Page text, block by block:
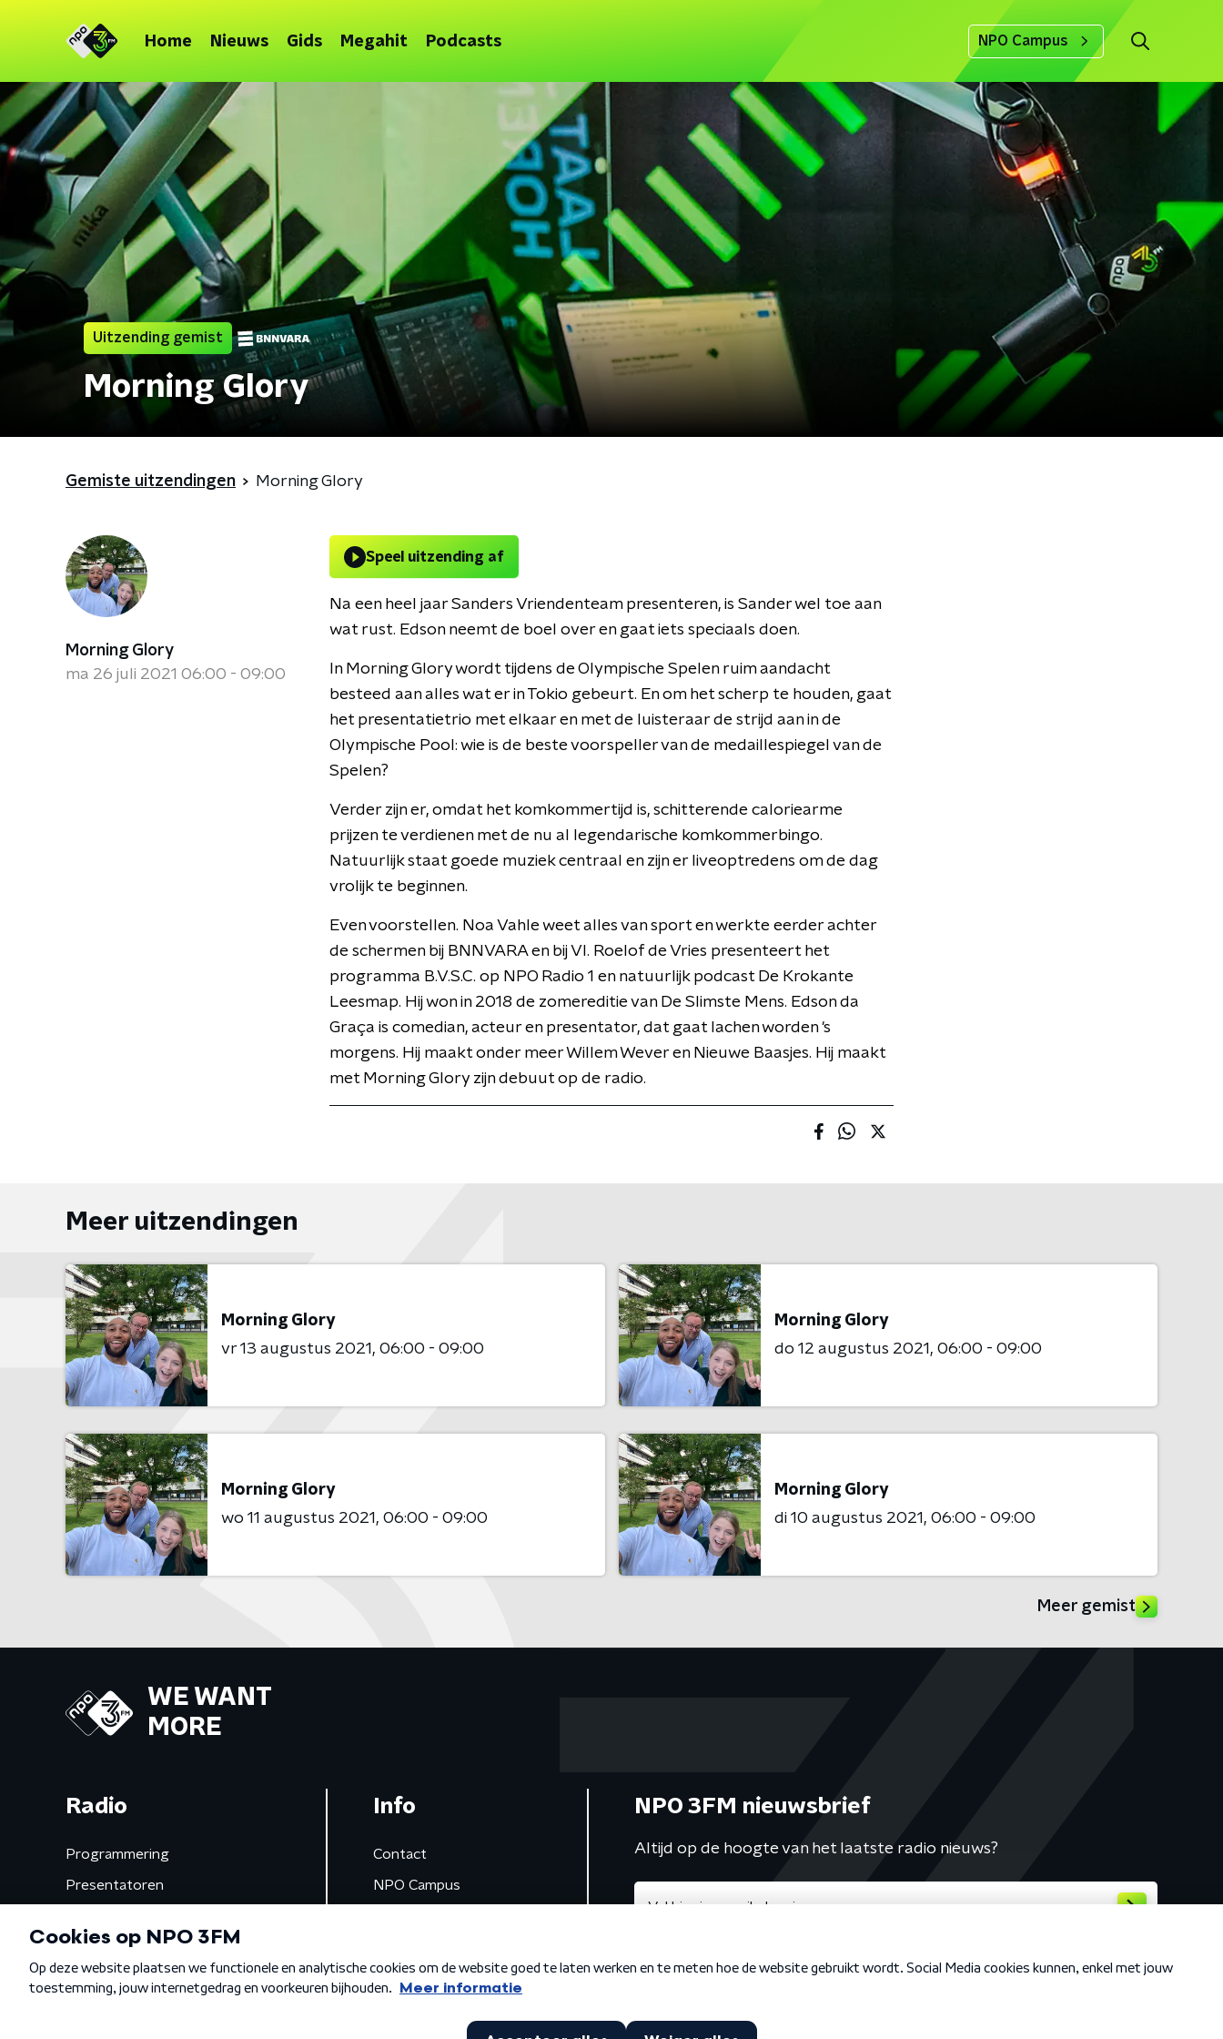
Home Nieuws Gids Megahit Podcasts NPO Campus
Uitzending gemist
Morning Glory
Gemiste uitzendingen Morning Glory
Morning Glory
ma 26 juli 2021 06:00 - 09:00
Speel uitzending af
Na een heel jaar Sanders Vriendenteam presenteren, is Sander wel toe aan
wat rust. Edson neemt de boel over en gaat iets speciaals doen.
In Morning Glory wordt tijdens de Olympische Spelen ruim aandacht
besteed aan alles wat er in Tokio gebeurt. En om het scherp te houden, gaat
het presentatietrio met elkaar en met de luisteraar de strijd aan in de
Olympische Pool: wie is de beste voorspeller van de medaillespiegel van de
Spelen?
Verder zijn er, omdat het komkommertijd is, schitterende caloriearme
prijzen te verdienen met de nu al legendarische komkommerbingo.
Natuurlijk staat goede muziek centraal en zijn er liveoptredens om de dag
vrolijk te beginnen.
Even voorstellen. Noa Vahle weet alles van sport en werkte eerder achter
de schermen bij BNNVARA en bij VI. Roelof de Vries presenteert het
programma B.V.S.C. op NPO Radio 1 en natuurlijk podcast De Krokante
Leesmap. Hij won in 2018 de zomereditie van De Slimste Mens. Edson da
Graça is comedian, acteur en presentator, dat gaat lachen worden 's
morgens. Hij maakt onder meer Willem Wever en Nieuwe Baasjes. Hij maakt
met Morning Glory zijn debuut op de radio.
Meer uitzendingen
Morning Glory
vr 13 augustus 2021
06:00 - 09:00
Morning Glory
do 12 augustus 2021
06:00 - 09:00
Morning Glory
wo 11 augustus 2021
06:00 - 09:00
Morning Glory
di 10 augustus 2021
06:00 - 09:00
Meer gemist
WE WANT
MORE
Radio
Programmering
Presentatoren
Gemist
Info
Contact
NPO Campus
NPO 3FM nieuwsbrief
Altijd op de hoogte van het laatste radio nieuws?
Algemene voorwaarden Privacybeleid